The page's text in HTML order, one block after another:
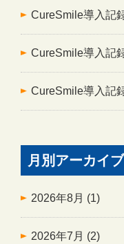
CureSmile導入記
CureSmile導入記
CureSmile導入記
月別アーカイブ
2026年8月 (1)
2026年7月 (2)